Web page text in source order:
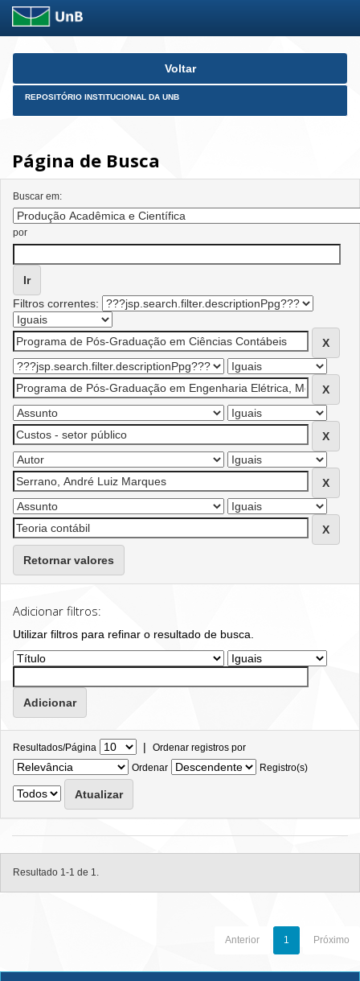
Skip
Voltar
REPOSITÓRIO INSTITUCIONAL DA UNB
Página de Busca
Buscar em:
por
Filtros correntes:
Retornar valores
Adicionar filtros:
Utilizar filtros para refinar o resultado de busca.
Resultados/Página | Ordenar registros por
Ordenar
Registro(s)
Resultado 1-1 de 1.
Anterior 1 Próximo